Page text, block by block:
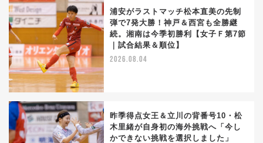
浦安がラストマッチ松本直美の先制
弾で7発大勝！神戸＆西宮も全勝継
続。湘南は今季初勝利【女子Ｆ第7節
｜試合結果＆順位】
2026.08.04
昨季得点女王＆立川の背番号10・松
木里緒が自身初の海外挑戦へ「今し
かできない挑戦を選択しました」